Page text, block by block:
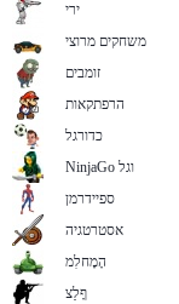
ירי
משחקים מרוצי
זומבים
הרפתקאות
כדורגל
NinjaGo וגל
ספיידרמן
אסטרטגיה
הָמָחלִמ
ףָלַצ